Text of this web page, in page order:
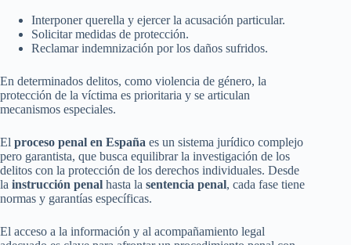
Interponer querella y ejercer la acusación particular.
Solicitar medidas de protección.
Reclamar indemnización por los daños sufridos.
En determinados delitos, como violencia de género, la
protección de la víctima es prioritaria y se articulan
mecanismos especiales.
El proceso penal en España es un sistema jurídico complejo
pero garantista, que busca equilibrar la investigación de los
delitos con la protección de los derechos individuales. Desde
la instrucción penal hasta la sentencia penal, cada fase tiene
normas y garantías específicas.
El acceso a la información y al acompañamiento legal